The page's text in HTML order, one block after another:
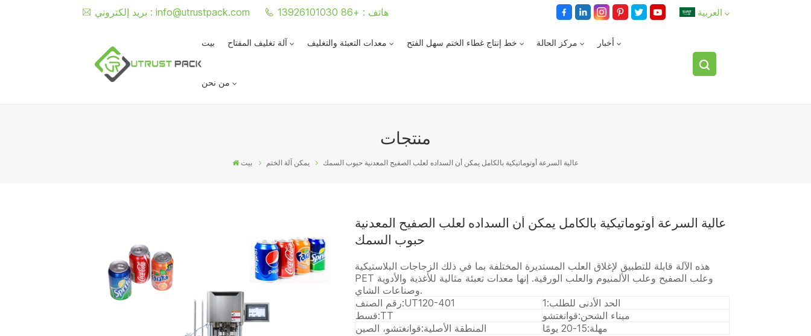
بريد إلكتروني : info@utrustpack.com هاتف : +86 13926101030 العربية
بيت آلة تغليف المفتاح معدات التعبئة والتغليف خط إنتاج غطاء الختم سهل الفتح مركز الحالة أخبار
من نحن
منتجات
بيت يمكن آلة الختم عالية السرعة أوتوماتيكية بالكامل يمكن أن السداده لعلب الصفيح المعدنية حبوب السمك
عالية السرعة أوتوماتيكية بالكامل يمكن أن السداده لعلب الصفيح المعدنية
حبوب السمك
هذه الآلة قابلة للتطبيق لإغلاق العلب المستديرة المختلفة بما في ذلك الزجاجات البلاستيكية
PET وعلب الصفيح وعلب الألمنيوم والعلب الورقية. إنها معدات تعبئة مثالية للأغذية والأدوية
وصناعات الشاي.
رقم الصنف:UT120-401 الحد الأدنى للطلب:1
قسط:TT ميناء الشحن:قوانغتشو
المنطقة الأصلية:قوانغتشو، الصين مهلة:15-20 يومًا